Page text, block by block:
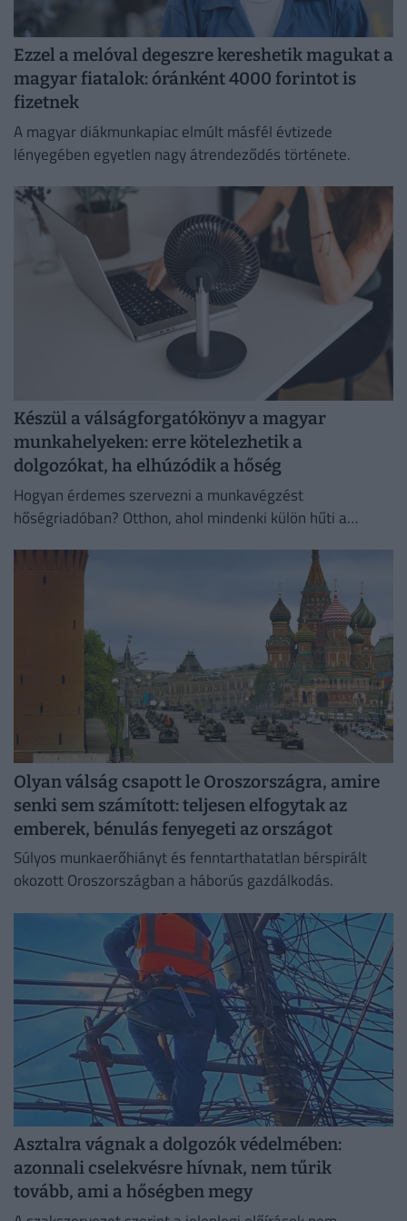
Ezzel a melóval degeszre kereshetik magukat a
magyar fiatalok: óránként 4000 forintot is
fizetnek
A magyar diákmunkapiac elmúlt másfél évtizede
lényegében egyetlen nagy átrendeződés története.
Készül a válságforgatókönyv a magyar
munkahelyeken: erre kötelezhetik a
dolgozókat, ha elhúzódik a hőség
Hogyan érdemes szervezni a munkavégzést
hőségriadóban? Otthon, ahol mindenki külön hűti a
irodaházban, ahol a hűtés központilag működik.
Olyan válság csapott le Oroszországra, amire
senki sem számított: teljesen elfogytak az
emberek, bénulás fenyegeti az országot
Súlyos munkaerőhiányt és fenntarthatatlan bérspirált
okozott Oroszországban a háborús gazdálkodás.
Asztalra vágnak a dolgozók védelmében:
azonnali cselekvésre hívnak, nem tűrik
tovább, ami a hőségben megy